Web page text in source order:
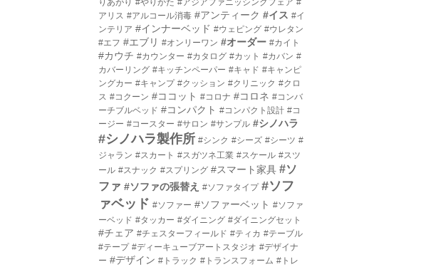
りあがり #やりかた #アジアファニッシングフェア #
アリス #アルコール消毒 #アンティーク #イス #イ
ンテリア #インナーベッド #ウェピング #ウレタン
#エフ #エブリ #オンリーワン #オーダー #カイト
#カウチ #カウンター #カタログ #カット #カバン #
カバーリング #キッチンペーパー #キャド #キャンピ
ングカー #キャンプ #クッション #クリニック #クロ
ス #コクーン #ココット #コロナ #コロネ #コンバ
ーチブルベッド #コンパクト #コンパクト設計 #コ
ージー #コースター #サロン #サンプル #シノハラ
#シノハラ製作所 #シンク #シーズ #シーツ #
ジャラン #スカート #スガツネ工業 #スケール #スツ
ール #スナック #スプリング #スマート家具 #ソ
ファ #ソファの張替え #ソファタイプ #ソフ
ァベッド #ソファー #ソファーベット #ソファ
ーベッド #タッカー #ダイニング #ダイニングセット
#チェア #チェスターフィールド #ティカ #テーブル
#テープ #ディーキューブアートスタジオ #デザイナ
ー #デザイン #トラック #トランスフォーム #トレ